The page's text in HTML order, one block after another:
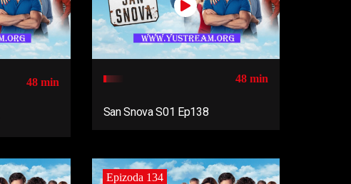
48 min 48 min
San Snova S01 Ep138
Epizoda 134